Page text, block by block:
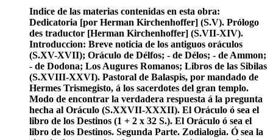
Indice de las materias contenidas en esta obra:
Dedicatoria [por Herman Kirchenhoffer] (S.V). Prólogo
des traductor [Herman Kirchenhoffer] (S.VII-XIV).
Introduccion: Breve noticia de los antiguos oráculos
(S.XV-XVII); Oráculo de Délfos; - de Délos; - de Ammon;
- de Dodona; Los Augures Romanos; Libros de las Sibilas
(S.XVIII-XXVI). Pastoral de Balaspis, por mandado de
Hermes Trismegisto, á los sacerdotes del gran templo.
Modo de encontrar la verdadera respuesta á la pregunta
hecha al Oráculo (S.XXVII-XXXII). El Oráculo ó sea el
libro de los Destinos (1 + 2 x 32 S.). El Oráculo ó sea el
libro de los Destinos. Segunda Parte. Zodialogia. Ó sea la